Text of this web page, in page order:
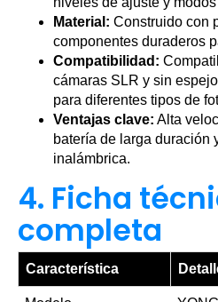
Material: Construido con
componentes duraderos
Compatibilidad:
cámaras SLR y sin
para diferentes tipos de
Ventajas clave: Alta
batería de larga duración
inalámbrica.
4. Ficha
completa
Característica